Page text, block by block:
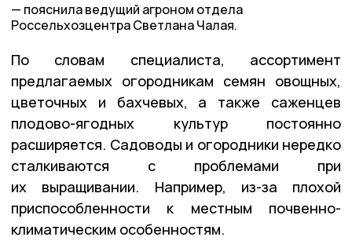
пояснила ведущий агроном отдела
Россельхозцентра Светлана Чалая.
По словам специалиста, ассортимент
предлагаемых огородникам семян овощных,
цветочных и бахчевых, а также саженцев
плодово-ягодных культур постоянно
расширяется. Садоводы и огородники нередко
сталкиваются с проблемами при
их выращивании. Например, из-за плохой
приспособленности к местным почвенно-
климатическим особенностям.